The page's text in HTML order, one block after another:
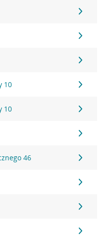
10
10
46